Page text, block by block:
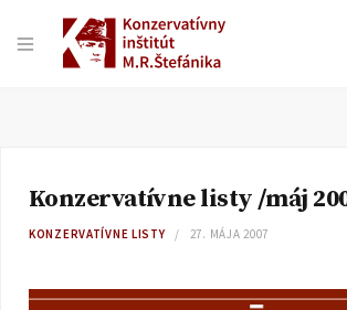
Konzervatívne listy /máj
KONZERVATÍVNE LISTY 27. MÁJA 2007